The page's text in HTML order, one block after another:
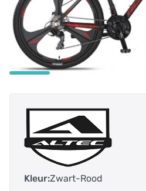
Kleur:Zwart-Rood